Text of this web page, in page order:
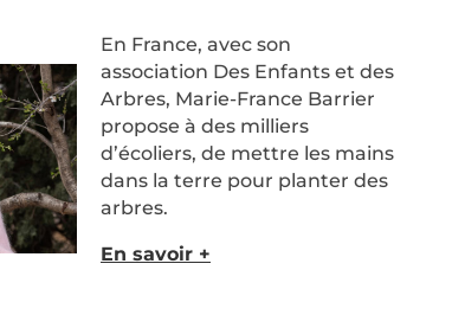
En France, avec son
association Des Enfants et des
Arbres, Marie-France Barrier
propose à des milliers
d’écoliers, de mettre les mains
dans la terre pour planter des
arbres.
En savoir +